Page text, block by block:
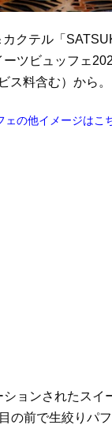
クテル「
ツビュッフェ
ス料含む）から。
ェの他イメージはこ
ョンされたス
の前で生絞りパ